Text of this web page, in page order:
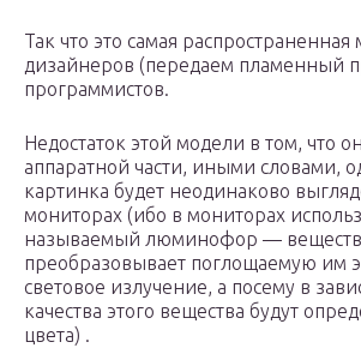
Так что это самая распространенная
дизайнеров (передаем пламенный
программистов.
Недостаток этой модели в том, что
аппаратной части, иными словами,
картинка будет неодинаково
мониторах (ибо в мониторах
называемый люминофор —
преобразовывает поглощаемую им
световое излучение, а посему в
качества этого вещества будут
цвета) .